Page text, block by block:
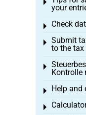
your
Toggle
Check
Toggle
Submit
to the tax
Toggle
Kontrolle
Toggle
Help and
Toggle
Toggle menu